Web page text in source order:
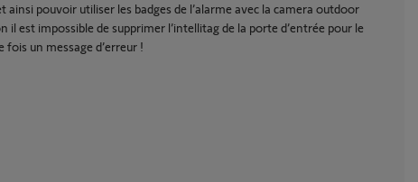
ainsi pouvoir utiliser les badges de l’alarme avec la camera outdoor
il est impossible de supprimer l’intellitag de la porte d’entrée pour le
fois un message d’erreur !